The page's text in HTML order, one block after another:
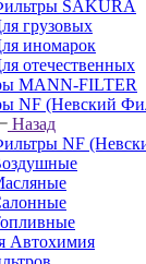
SAKURA
грузовых
иномарок
отечественных
MANN-FILTER
NF (Невский
Назад
NF
Автохимия